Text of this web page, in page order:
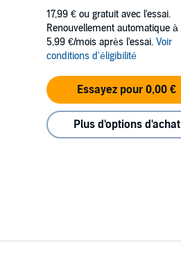
17,99 € ou gratuit avec l'essai.
Renouvellement automatique à
5,99 €/mois après l'essai. Voir
conditions d'éligibilité
Essayez pour 0,00 €
Plus d'options d'achat